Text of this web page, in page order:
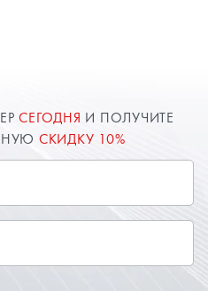
СЕГОДНЯ И ПОЛУЧИТЕ
СКИДКУ 10%